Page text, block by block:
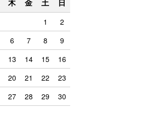
木 金 土 日
1
2
6 7 8
9
13 14 15
16
20 21 22
23
27 28 29
30